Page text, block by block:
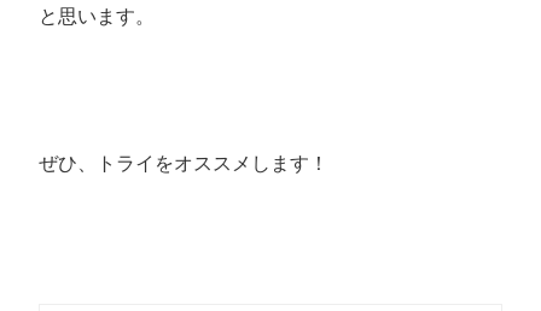
と思います。
ぜひ、トライをオススメします！